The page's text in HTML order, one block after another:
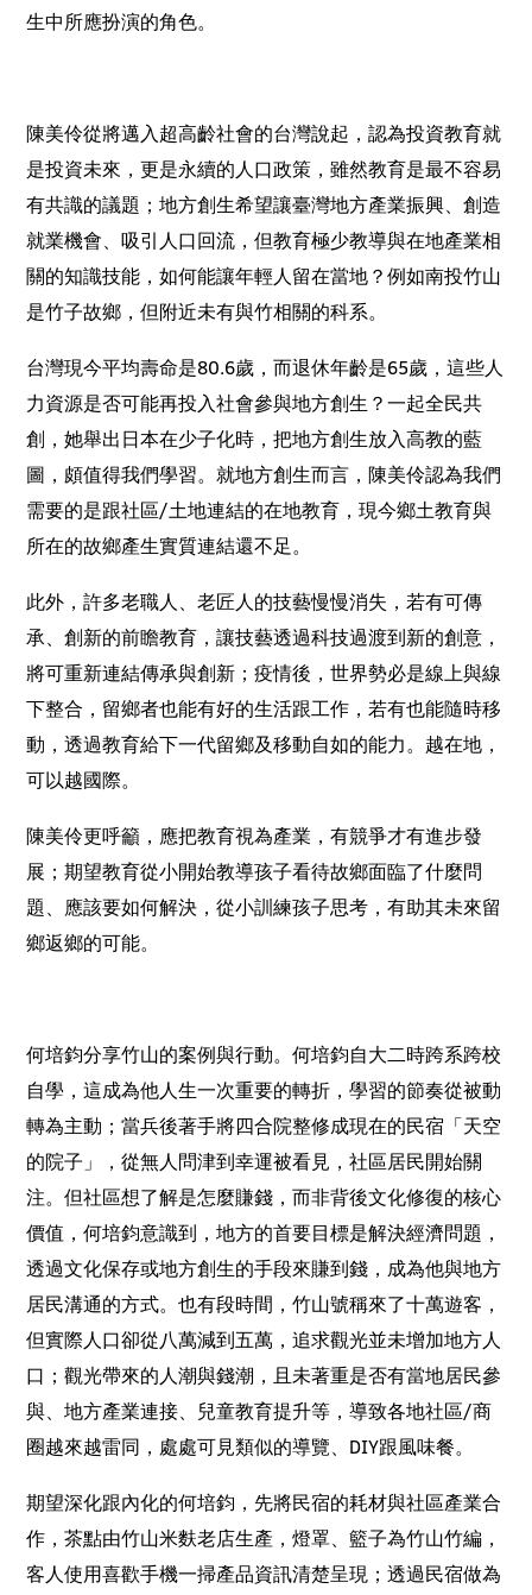
生中所應扮演的角色。
陳美伶從將邁入超高齡社會的台灣說起，認為投資教育就
是投資未來，更是永續的人口政策，雖然教育是最不容易
有共識的議題；地方創生希望讓臺灣地方產業振興、創造
就業機會、吸引人口回流，但教育極少教導與在地產業相
關的知識技能，如何能讓年輕人留在當地？例如南投竹山
是竹子故鄉，但附近未有與竹相關的科系。
台灣現今平均壽命是80.6歲，而退休年齡是65歲，這些人
力資源是否可能再投入社會參與地方創生？一起全民共
創，她舉出日本在少子化時，把地方創生放入高教的藍
圖，頗值得我們學習。就地方創生而言，陳美伶認為我們
需要的是跟社區/土地連結的在地教育，現今鄉土教育與
所在的故鄉產生實質連結還不足。
此外，許多老職人、老匠人的技藝慢慢消失，若有可傳
承、創新的前瞻教育，讓技藝透過科技過渡到新的創意，
將可重新連結傳承與創新；疫情後，世界勢必是線上與線
下整合，留鄉者也能有好的生活跟工作，若有也能隨時移
動，透過教育給下一代留鄉及移動自如的能力。越在地，
可以越國際。
陳美伶更呼籲，應把教育視為產業，有競爭才有進步發
展；期望教育從小開始教導孩子看待故鄉面臨了什麼問
題、應該要如何解決，從小訓練孩子思考，有助其未來留
鄉返鄉的可能。
何培鈞分享竹山的案例與行動。何培鈞自大二時跨系跨校
自學，這成為他人生一次重要的轉折，學習的節奏從被動
轉為主動；當兵後著手將四合院整修成現在的民宿「天空
的院子」，從無人問津到幸運被看見，社區居民開始關
注。但社區想了解是怎麼賺錢，而非背後文化修復的核心
價值，何培鈞意識到，地方的首要目標是解決經濟問題，
透過文化保存或地方創生的手段來賺到錢，成為他與地方
居民溝通的方式。也有段時間，竹山號稱來了十萬遊客，
但實際人口卻從八萬減到五萬，追求觀光並未增加地方人
口；觀光帶來的人潮與錢潮，且未著重是否有當地居民參
與、地方產業連接、兒童教育提升等，導致各地社區/商
圈越來越雷同，處處可見類似的導覽、 DIY跟風味餐。
期望深化跟內化的何培鈞，先將民宿的耗材與社區產業合
作，茶點由竹山米麩老店生產，燈罩、籃子為竹山竹編，
客人使用喜歡手機一掃產品資訊清楚呈現；透過民宿做為